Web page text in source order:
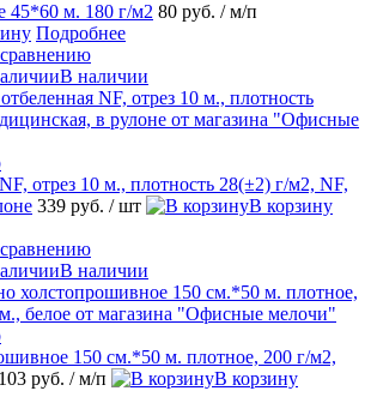
45*60 м. 180 г/м2 80 руб. / м/п
Подробнее
В наличии
отрез 10 м., плотность 28(±2) г/м2, NF,
339 руб. / шт
В корзину
В наличии
150 см.*50 м. плотное, 200 г/м2,
103 руб. / м/п
В корзину